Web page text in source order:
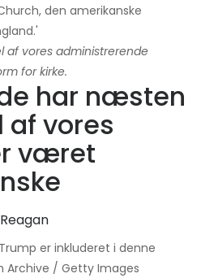
den amerikanske
af vores administrerende
for kirke.
har næsten
af vores
været
er inkluderet i denne
Archive / Getty Images